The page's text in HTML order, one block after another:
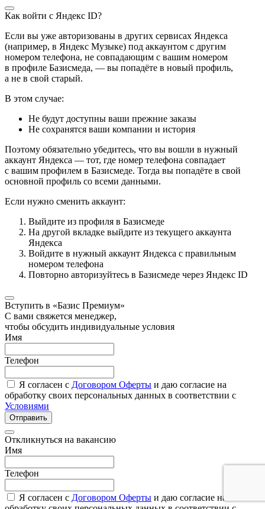
Как войти с Яндекс ID?
Если вы уже авторизованы в других сервисах Яндекса
(например, в Яндекс Музыке) под аккаунтом с другим
номером телефона, не совпадающим с вашим номером
в профиле Базисмеда, — вы попадёте в новый профиль,
а не в свой старый.
В этом случае:
Не будут доступны ваши прежние заказы
Не сохранятся ваши компании и история
Поэтому обязательно убедитесь, что вы вошли в нужный
аккаунт Яндекса — тот, где номер телефона совпадает
с вашим профилем в Базисмеде. Тогда вы попадёте в свой
основной профиль со всеми данными.
Если нужно сменить аккаунт:
Выйдите из профиля в Базисмеде
На другой вкладке выйдите из текущего аккаунта
Яндекса
Войдите в нужный аккаунт Яндекса с правильным
номером телефона
Повторно авторизуйтесь в Базисмеде через Яндекс ID
Вступить в «Базис Премиум»
С вами свяжется менеджер,
чтобы обсудить индивидуальные условия
Имя
Телефон
Я согласен с Договором Оферты и даю согласие на
обработку своих персональных данных в соответствии с
Условиями
Отправить
Откликнуться на вакансию
Имя
Телефон
Я согласен с Договором Оферты и даю согласие на